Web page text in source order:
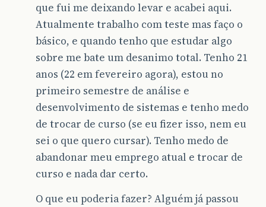
que fui me deixando levar e acabei aqui.
Atualmente trabalho com teste mas faço o
básico, e quando tenho que estudar algo
sobre me bate um desanimo total. Tenho 21
anos (22 em fevereiro agora), estou no
primeiro semestre de análise e
desenvolvimento de sistemas e tenho medo
de trocar de curso (se eu fizer isso, nem eu
sei o que quero cursar). Tenho medo de
abandonar meu emprego atual e trocar de
curso e nada dar certo.
O que eu poderia fazer? Alguém já passou